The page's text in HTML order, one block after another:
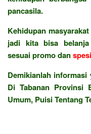
pancasila.
Kehidupan
jadi kita bisa
sesuai promo dan
Demikianlah informasi
Di Tabanan Provinsi
Umum, Puisi Tentang